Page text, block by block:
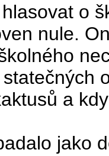
o
nule.
a
jako